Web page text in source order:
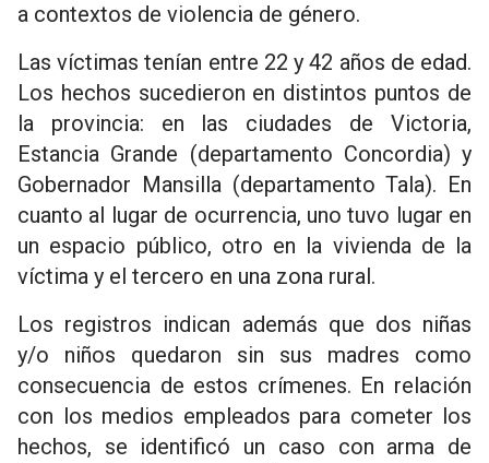
a contextos de violencia de género.
Las víctimas tenían entre 22 y 42 años de edad.
Los hechos sucedieron en distintos puntos de
la provincia: en las ciudades de Victoria,
Estancia Grande (departamento Concordia) y
Gobernador Mansilla (departamento Tala). En
cuanto al lugar de ocurrencia, uno tuvo lugar en
un espacio público, otro en la vivienda de la
víctima y el tercero en una zona rural.
Los registros indican además que dos niñas
y/o niños quedaron sin sus madres como
consecuencia de estos crímenes. En relación
con los medios empleados para cometer los
hechos, se identificó un caso con arma de